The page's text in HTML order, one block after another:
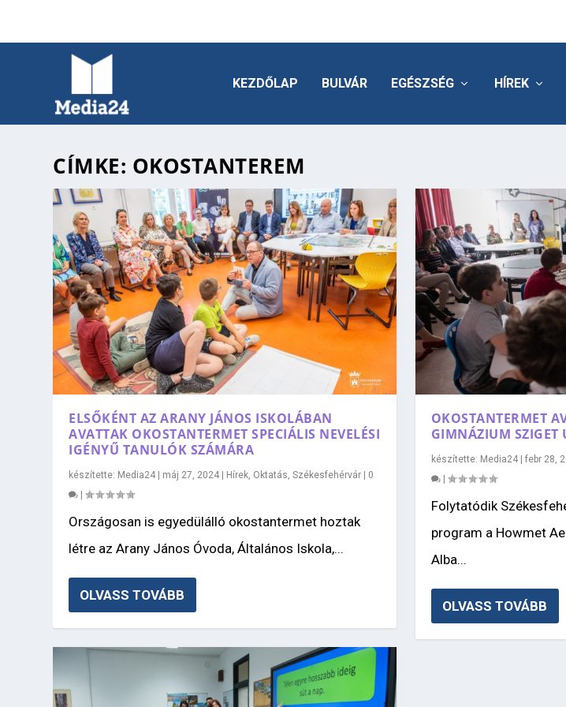
KEZDŐLAP BULVÁR EGÉSZSÉG HÍREK
CÍMKE: OKOSTANTEREM
ELSŐKÉNT AZ ARANY JÁNOS ISKOLÁBAN
AVATTAK OKOSTANTERMET SPECIÁLIS NEVELÉSI
IGÉNYŰ TANULÓK SZÁMÁRA
készítette: Media24 máj 27, 2024 Hírek, Oktatás,Székesfehérvár
0
|
Országosan is egyedülálló okostantermet hoztak
létre az Arany János Óvoda, Általános Iskola,...
OLVASS TOVÁBB
OKOSTANTERMET
GIMNÁZIUM SZIGET
készítette: Media24| febr 28,
|
Folytatódik
program a Howmet
Alba...
OLVASS TOVÁBB